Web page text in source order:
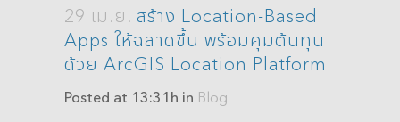
29 เม.ย. สร้าง Location-Based
Apps ให้ฉลาดขึ้น พร้อมคุมต้นทุน
ด้วย ArcGIS Location Platform
Posted at 13:31h in Blog